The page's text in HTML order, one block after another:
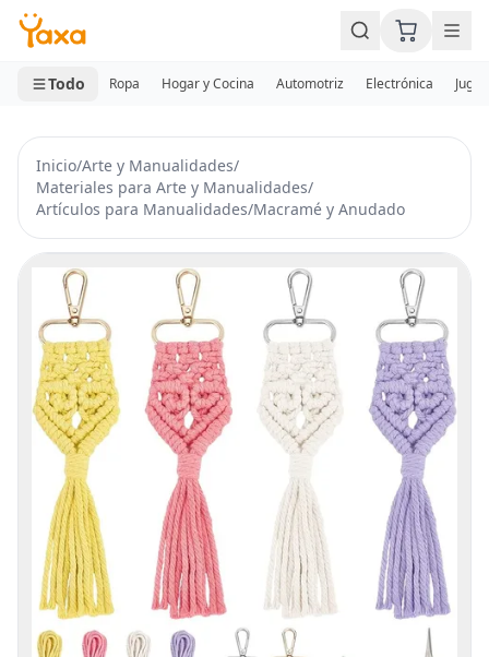
MINI CARRITO
0 productos
Todo Ropa Hogar y Cocina Automotriz Electrónica
Inicio/Arte y Manualidades/
Materiales para Arte y Manualidades/
Artículos para Manualidades/Macramé y Anudado